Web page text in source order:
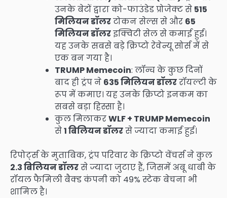
उनके बेटों द्वारा को-फाउंडेड प्रोजेक्ट से 515
मिलियन डॉलरटोकन सेल्स से और 65
मिलियन डॉलरइक्विटी सेल से कमाई हुई।
यह उनके सबसे बड़े क्रिप्टो रेवेन्यू सोर्स में से
एक बन गया है।
TRUMP Memecoin: लॉन्च के कुछ दिनों
बाद ही ट्रंप ने 635 मिलियन डॉलररॉयल्टी के
रूप में कमाए। यह उनके क्रिप्टो इनकम का
सबसे बड़ा हिस्सा है।
कुल मिलाकरWLF + TRUMP Memecoin
से1 बिलियन डॉलरसे ज्यादा कमाई हुई।
रिपोर्ट्स के मुताबिक, ट्रंप परिवार के क्रिप्टो वेंचर्स ने कुल
2.3 बिलियन डॉलरसे ज्यादा जुटाए हैं, जिसमें अबू धाबी के
रॉयल फैमिली बैक्ड कंपनी को 49% स्टेक बेचना भी
शामिल है।